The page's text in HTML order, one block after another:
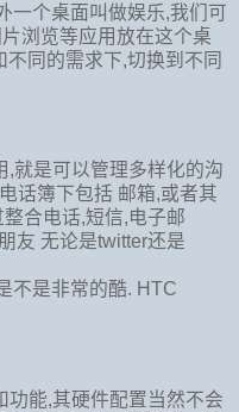
一个桌面叫做娱乐,我们可
浏览等应用放在这个桌
同的需求下,切换到不同
,就是可以管理多样化的沟
话簿下包括 邮箱,或者其
合电话,短信,电子邮
友 无论是twitter还是
不是非常的酷. HTC
功能,其硬件配置当然不会